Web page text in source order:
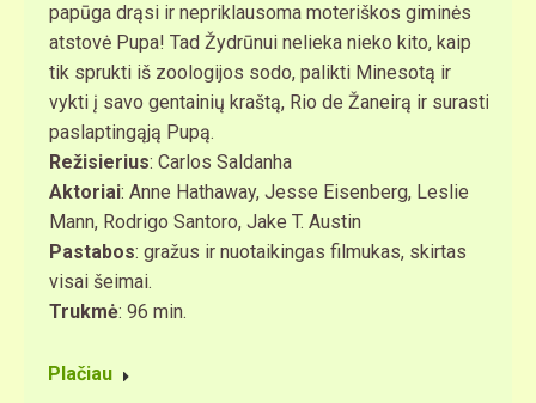
papūga drąsi ir nepriklausoma moteriškos giminės
atstovė Pupa! Tad Žydrūnui nelieka nieko kito, kaip
tik sprukti iš zoologijos sodo, palikti Minesotą ir
vykti į savo gentainių kraštą, Rio de Žaneirą ir surasti
paslaptingąją Pupą.
Režisierius: Carlos Saldanha
Aktoriai: Anne Hathaway, Jesse Eisenberg, Leslie
Mann, Rodrigo Santoro, Jake T. Austin
Pastabos: gražus ir nuotaikingas filmukas, skirtas
visai šeimai.
Trukmė: 96 min.
Plačiau